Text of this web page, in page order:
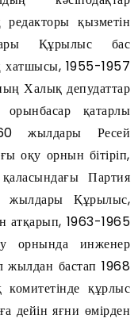
редакторы қызметін
Құрылыс бас
хатшысы, 1955-1957
Халық депудаттар
орынбасар қатарлы
жылдары Ресей
оқу орнын бітіріп,
Партия
жылдары Құрылыс,
атқарып, 1963-1965
орнында инженер
жылдан бастап 1968
құрлыс
дейін яғни өмірден